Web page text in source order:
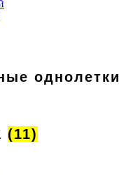
однолетки
(11)